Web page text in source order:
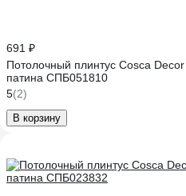
691 ₽
Потолочный плинтус Cosca
патина СПБ051810
5(2)
В корзину